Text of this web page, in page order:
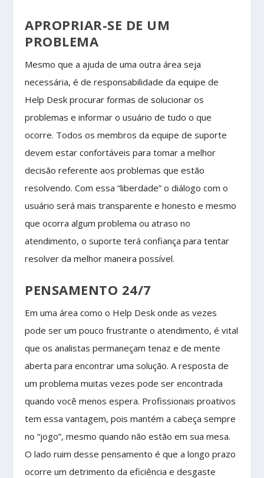
APROPRIAR-SE DE UM
PROBLEMA
Mesmo que a ajuda de uma outra área seja
necessária, é de responsabilidade da equipe de
Help Desk procurar formas de solucionar os
problemas e informar o usuário de tudo o que
ocorre. Todos os membros da equipe de suporte
devem estar confortáveis para tomar a melhor
decisão referente aos problemas que estão
resolvendo. Com essa “liberdade” o diálogo com o
usuário será mais transparente e honesto e mesmo
que ocorra algum problema ou atraso no
atendimento, o suporte terá confiança para tentar
resolver da melhor maneira possível.
PENSAMENTO 24/7
Em uma área como o Help Desk onde as vezes
pode ser um pouco frustrante o atendimento, é vital
que os analistas permaneçam tenaz e de mente
aberta para encontrar uma solução. A resposta de
um problema muitas vezes pode ser encontrada
quando você menos espera. Profissionais proativos
tem essa vantagem, pois mantém a cabeça sempre
no “jogo”, mesmo quando não estão em sua mesa.
O lado ruim desse pensamento é que a longo prazo
ocorre um detrimento da eficiência e desgaste